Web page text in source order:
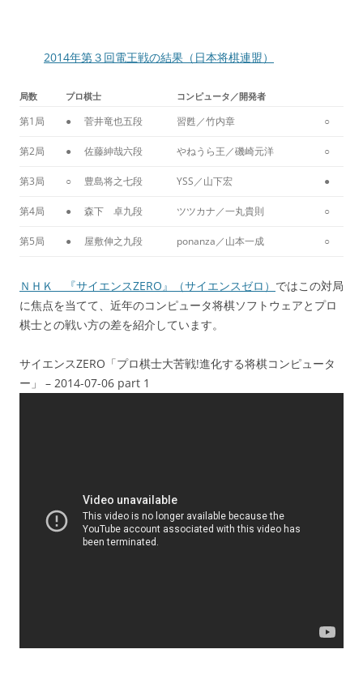
2014年第３回電王戦の結果（日本将棋連盟）
局数 プロ棋士 コンピュータ／開発者
第1局 ● 菅井竜也五段 習甦／竹内章 ○
第2局 ● 佐藤紳哉六段 やねうら王／磯崎元洋 ○
第3局 ○ 豊島将之七段 YSS／山下宏 ●
第4局 ● 森下 卓九段 ツツカナ／一丸貴則 ○
第5局 ● 屋敷伸之九段 ponanza／山本一成 ○
ＮＨＫ 『サイエンスZERO』（サイエンスゼロ） ではこの対局
に焦点を当てて、近年のコンピュータ将棋ソフトウェアとプロ
棋士との戦い方の差を紹介しています。
サイエンスZERO「プロ棋士大苦戦!進化する将棋コンピュータ
ー」 – 2014-07-06 part 1